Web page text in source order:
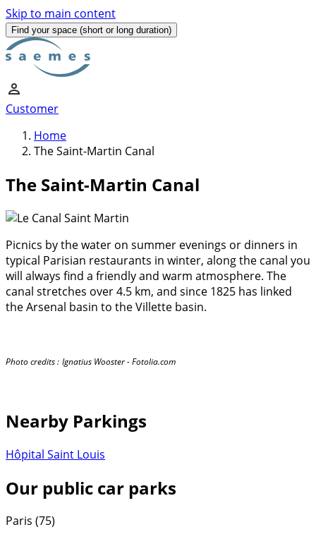
Skip to main content
Find your space (short or long duration)
Customer
Home
The Saint-Martin Canal
The Saint-Martin Canal
Picnics by the water on summer evenings or dinners in
typical Parisian restaurants in winter, along the canal you
will always find a friendly and warm atmosphere. The
canal stretches over 4.5 km, and since 1825 has linked
the Arsenal basin to the Villette basin.
Photo credits : Ignatius Wooster - Fotolia.com
Nearby Parkings
Hôpital Saint Louis
Our public car parks
Paris (75)